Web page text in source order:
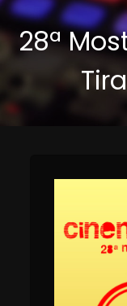
28ª